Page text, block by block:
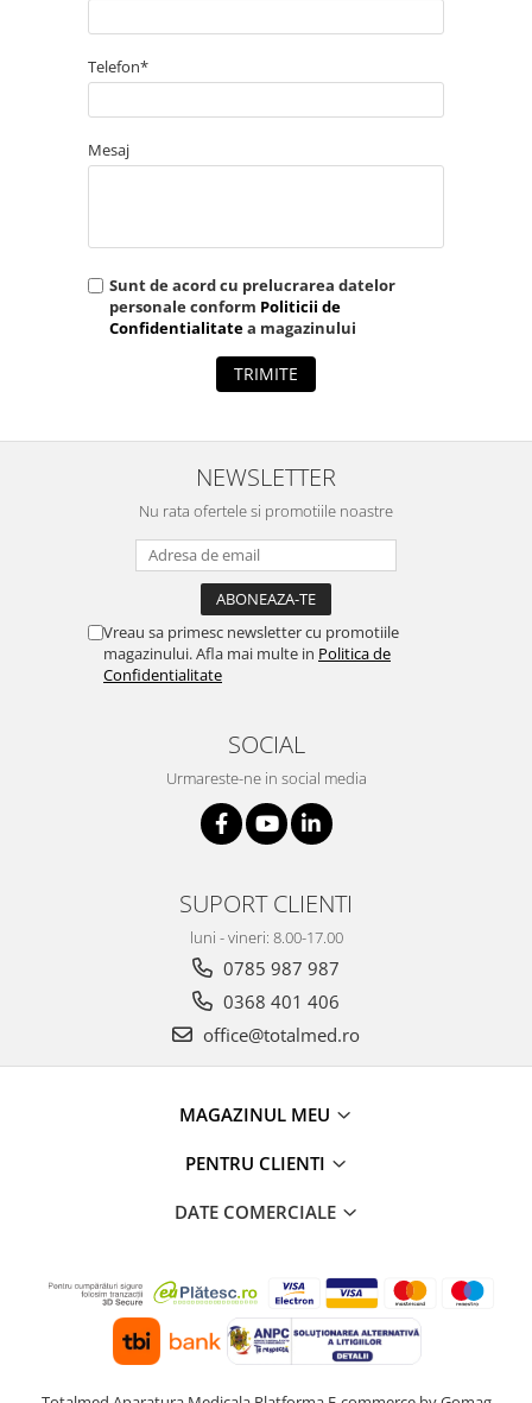
Telefon*
Mesaj
Sunt de acord cu prelucrarea datelor
personale conform Politicii de
Confidentialitatea magazinului
TRIMITE
NEWSLETTER
Nu rata ofertele si promotiile noastre
Vreau sa primesc newsletter cu promotiile
magazinului. Afla mai multe in Politica de
Confidentialitate
SOCIAL
Urmareste-ne in social media
SUPORT CLIENTI
luni - vineri: 8.00-17.00
0785 987 987
0368 401 406
office@totalmed.ro
MAGAZINUL MEU
PENTRU CLIENTI
DATE COMERCIALE